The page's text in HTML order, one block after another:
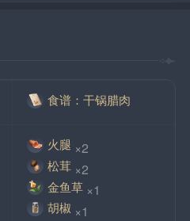
食谱：干锅腊肉
火腿 ×2
松茸 ×2
金鱼草 ×1
胡椒 ×1